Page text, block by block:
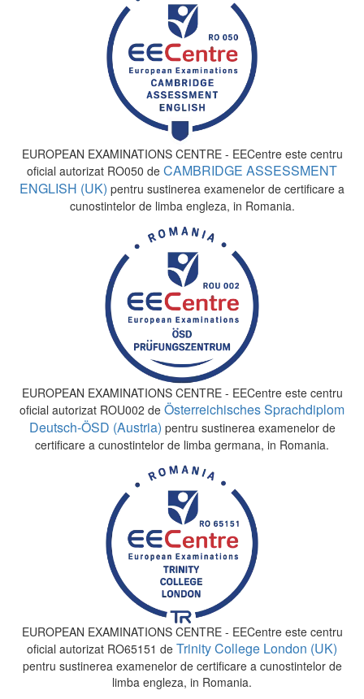
EUROPEAN EXAMINATIONS CENTRE - EECentre este centru
oficial autorizat RO050 de CAMBRIDGE ASSESSMENT
ENGLISH (UK) pentru sustinerea examenelor de certificare a
cunostintelor de limba engleza, in Romania.
EUROPEAN EXAMINATIONS CENTRE - EECentre este centru
oficial autorizat ROU002 de Österreichisches Sprachdiplom
Deutsch-ÖSD (Austria) pentru sustinerea examenelor de
certificare a cunostintelor de limba germana, in Romania.
EUROPEAN EXAMINATIONS CENTRE - EECentre este centru
oficial autorizat RO65151 de Trinity College London (UK)
pentru sustinerea examenelor de certificare a cunostintelor de
limba engleza, in Romania.